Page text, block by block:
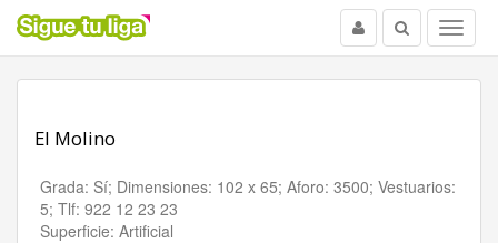
Menu
Buscar
Usuario
El Molino
Grada: Sí; Dimensiones: 102 x 65; Aforo: 3500; Vestuarios:
5; Tlf: 922 12 23 23
Superficie: Artificial